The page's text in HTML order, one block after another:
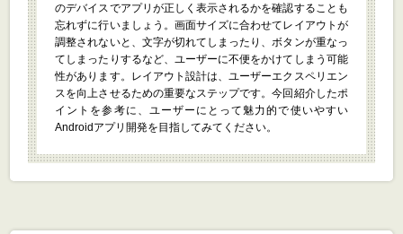
のデバイスでアプリが正しく表示されるかを確認することも
忘れずに行いましょう。画面サイズに合わせてレイアウトが
調整されないと、文字が切れてしまったり、ボタンが重なっ
てしまったりするなど、ユーザーに不便をかけてしまう可能
性があります。レイアウト設計は、ユーザーエクスペリエン
スを向上させるための重要なステップです。今回紹介したポ
イントを参考に、ユーザーにとって魅力的で使いやすい
Androidアプリ開発を目指してみてください。